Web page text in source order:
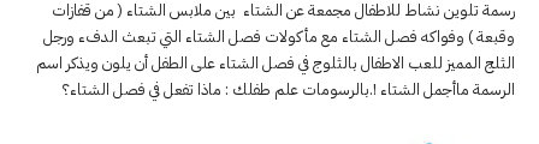
رسمة تلوين نشاط للاطفال مجمعة عن الشتاء بين ملابس الشتاء ( من قفازات
وقبعة ) وفواكه فصل الشتاء مع مأكولات فصل الشتاء التي تبعث الدفء ورجل
الثلج المميز للعب الاطفال بالثلوج في فصل الشتاء على الطفل أن يلون ويذكر اسم
الرسمة ماأجمل الشتاء !.بالرسومات علم طفلك : ماذا تفعل في فصل الشتاء؟